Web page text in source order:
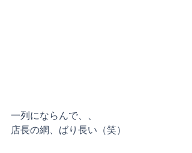
一列にならんで、、
店長の網、ばり長い（笑）